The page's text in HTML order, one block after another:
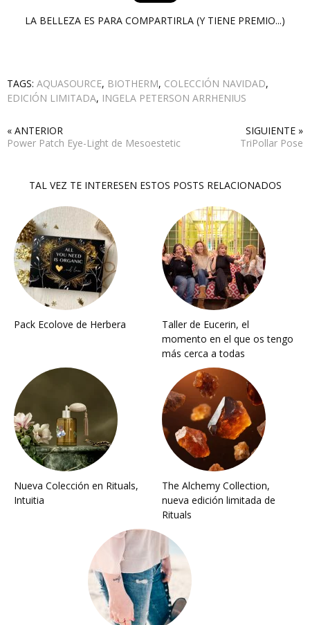
LA BELLEZA ES PARA COMPARTIRLA (Y TIENE PREMIO...)
TAGS: AQUASOURCE, BIOTHERM, COLECCIÓN NAVIDAD,
EDICIÓN LIMITADA, INGELA PETERSON ARRHENIUS
« ANTERIOR
Power Patch Eye-Light de Mesoestetic
SIGUIENTE »
TriPollar Pose
TAL VEZ TE INTERESEN ESTOS POSTS RELACIONADOS
Pack Ecolove de Herbera
Taller de Eucerin, el
momento en el que os tengo
más cerca a todas
Nueva Colección en Rituals,
Intuitia
The Alchemy Collection,
nueva edición limitada de
Rituals